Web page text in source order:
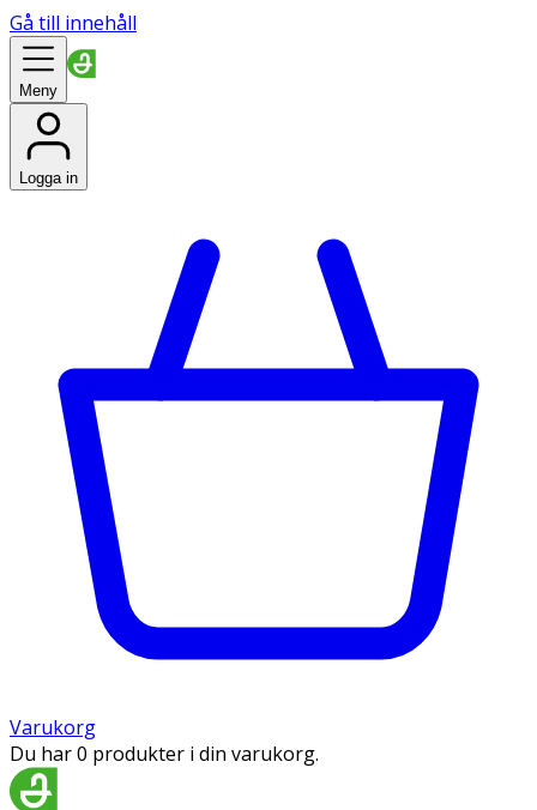
Gå till innehåll
Meny
Logga in
Varukorg
Du har 0 produkter i din varukorg.